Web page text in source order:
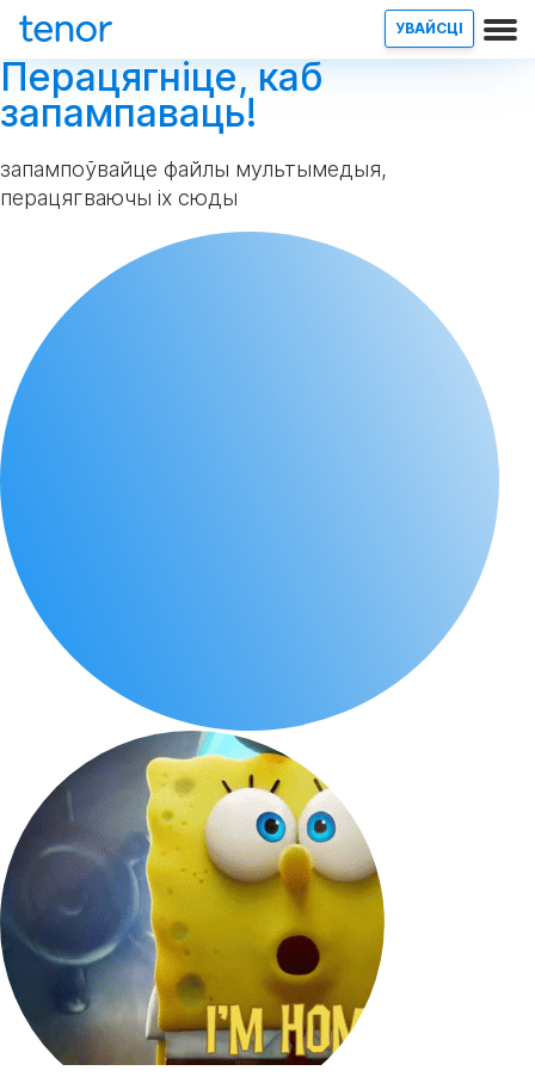
УВАЙСЦІ
Перацягніце, каб
запампаваць!
запампоўвайце файлы мультымедыя,
перацягваючы іх сюды